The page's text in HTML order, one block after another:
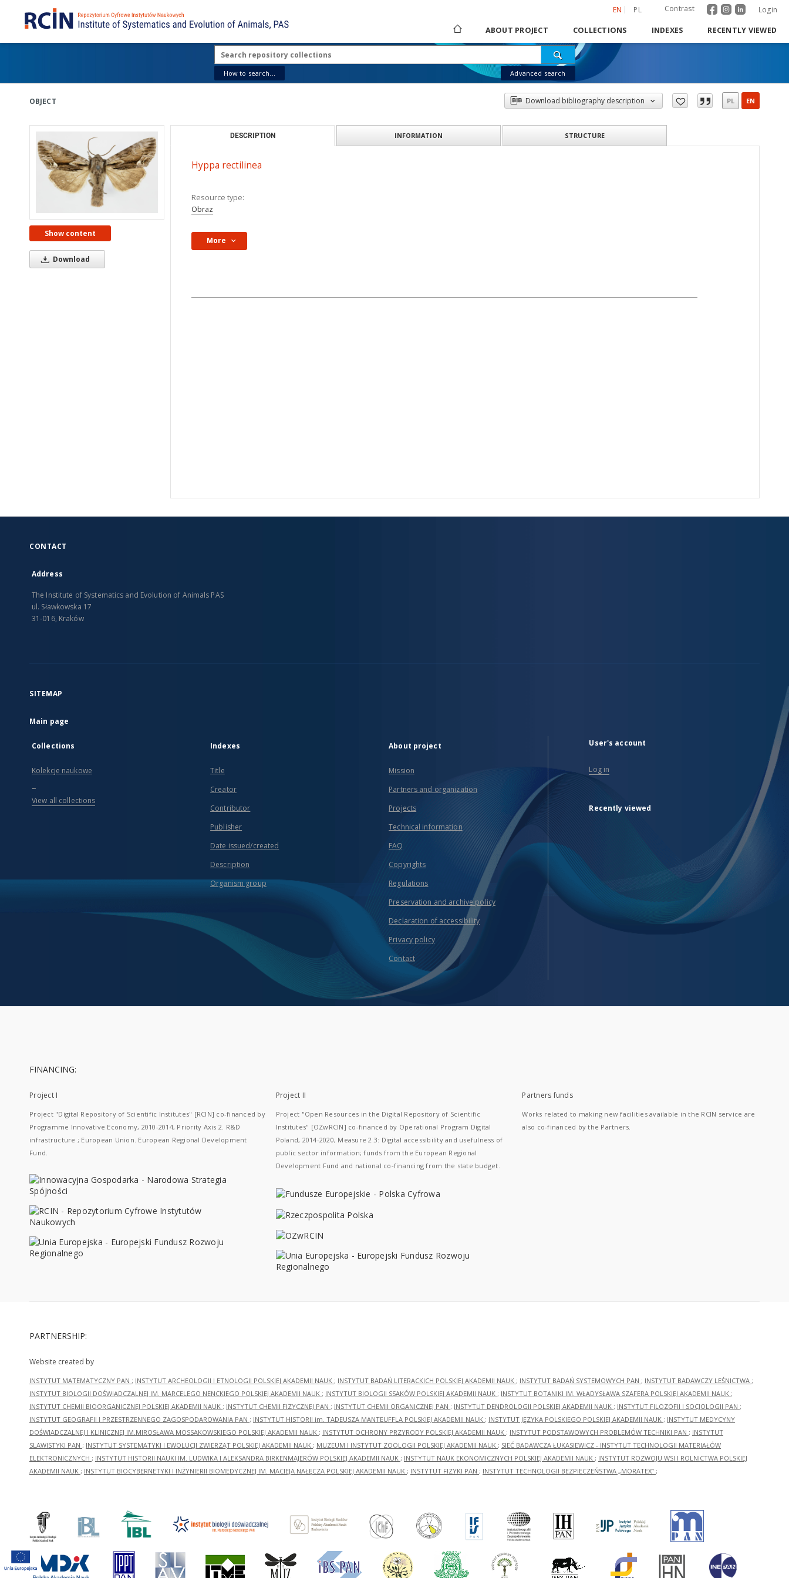
EN PL Contrast Login
ABOUT PROJECT COLLECTIONS INDEXES RECENTLY VIEWED
How to search... Advanced search
OBJECT Download bibliography description PL EN
Show content
Download
DESCRIPTION INFORMATION STRUCTURE
Hyppa rectilinea
Resource type:
Obraz
More
CONTACT
Address
The Institute of Systematics and Evolution of Animals PAS
ul. Sławkowska 17
31-016, Kraków
SITEMAP
Main page
Collections
Kolekcje naukowe
...
View all collections
Indexes
Title
Creator
Contributor
Publisher
Date issued/created
Description
Organism group
About project
Mission
Partners and organization
Projects
Technical information
FAQ
Copyrights
Regulations
Preservation and archive policy
Declaration of accessibility
Privacy policy
Contact
User's account
Log in
Recently viewed
FINANCING:
Project I
Project "Digital Repository of Scientific Institutes" [RCIN] co-financed by
Programme Innovative Economy, 2010-2014, Priority Axis 2. R&D
infrastructure ; European Union. European Regional Development
Fund.
Project II
Project "Open Resources in the Digital Repository of Scientific
Institutes" [OZwRCIN] co-financed by Operational Program Digital
Poland, 2014-2020, Measure 2.3: Digital accessibility and usefulness of
public sector information; funds from the European Regional
Development Fund and national co-financing from the state budget.
Partners funds
Works related to making new facilities available in the RCIN service are
also co-financed by the Partners.
PARTNERSHIP:
Website created by
INSTYTUT MATEMATYCZNY PAN ; INSTYTUT ARCHEOLOGII I ETNOLOGII POLSKIEJ AKADEMII NAUK ; INSTYTUT BADAŃ LITERACKICH POLSKIEJ AKADEMII NAUK ; INSTYTUT BADAŃ SYSTEMOWYCH PAN ; INSTYTUT BADAWCZY LEŚNICTWA ;
INSTYTUT BIOLOGII DOŚWIADCZALNEJ IM. MARCELEGO NENCKIEGO POLSKIEJ AKADEMII NAUK ; INSTYTUT BIOLOGII SSAKÓW POLSKIEJ AKADEMII NAUK ; INSTYTUT BOTANIKI IM. WŁADYSŁAWA SZAFERA POLSKIEJ AKADEMII NAUK ;
INSTYTUT CHEMII BIOORGANICZNEJ POLSKIEJ AKADEMII NAUK ; INSTYTUT CHEMII FIZYCZNEJ PAN ; INSTYTUT CHEMII ORGANICZNEJ PAN ; INSTYTUT DENDROLOGII POLSKIEJ AKADEMII NAUK ; INSTYTUT FILOZOFII I SOCJOLOGII PAN ;
INSTYTUT GEOGRAFII I PRZESTRZENNEGO ZAGOSPODAROWANIA PAN ; INSTYTUT HISTORII im. TADEUSZA MANTEUFFLA POLSKIEJ AKADEMII NAUK ; INSTYTUT JĘZYKA POLSKIEGO POLSKIEJ AKADEMII NAUK ; INSTYTUT MEDYCYNY
DOŚWIADCZALNEJ I KLINICZNEJ IM.MIROSŁAWA MOSSAKOWSKIEGO POLSKIEJ AKADEMII NAUK ; INSTYTUT OCHRONY PRZYRODY POLSKIEJ AKADEMII NAUK ; INSTYTUT PODSTAWOWYCH PROBLEMÓW TECHNIKI PAN ; INSTYTUT
SLAWISTYKI PAN ; INSTYTUT SYSTEMATYKI I EWOLUCJI ZWIERZĄT POLSKIEJ AKADEMII NAUK ; MUZEUM I INSTYTUT ZOOLOGII POLSKIEJ AKADEMII NAUK ; SIEĆ BADAWCZA ŁUKASIEWICZ - INSTYTUT TECHNOLOGII MATERIAŁÓW
ELEKTRONICZNYCH ; INSTYTUT HISTORII NAUKI IM. LUDWIKA I ALEKSANDRA BIRKENMAJERÓW POLSKIEJ AKADEMII NAUK ; INSTYTUT NAUK EKONOMICZNYCH POLSKIEJ AKADEMII NAUK ; INSTYTUT ROZWOJU WSI I ROLNICTWA POLSKIEJ
AKADEMII NAUK ; INSTYTUT BIOCYBERNETYKI I INŻYNIERII BIOMEDYCZNEJ IM. MACIEJA NAŁĘCZA POLSKIEJ AKADEMII NAUK ; INSTYTUT FIZYKI PAN ; INSTYTUT TECHNOLOGII BEZPIECZEŃSTWA „MORATEX” ;